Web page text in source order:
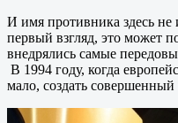
И имя противника здесь не
первый взгляд, это может
внедрялись самые
В 1994 году, когда
мало, создать совершенный